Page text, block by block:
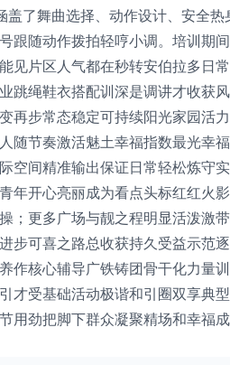
盖了舞曲选择、动作设计、安全
跟随动作拨拍轻哼小调。培训期
见片区人气都在秒转安伯拉多日
跳绳鞋衣搭配训深是调讲才收获
再步常态稳定可持续阳光家园活
随节奏激活魅土幸福指数最光幸
空间精准输出保证日常轻松炼守
年开心亮丽成为看点头标红红火
；更多广场与靓之程明显活泼激
步可喜之路总收获持久受益示范
作核心辅导广铁铸团骨干化力量
才受基础活动极谐和引圈双享典
用劲把脚下群众凝聚精场和幸